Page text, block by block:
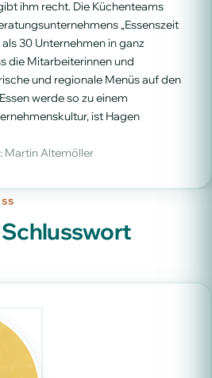
ihm recht. Die Küchenteams
„Essenszeit
30 Unternehmen in ganz
die Mitarbeiterinnen und
und regionale Menüs auf den
werde so zu einem
ist Hagen
Martin Altemöller